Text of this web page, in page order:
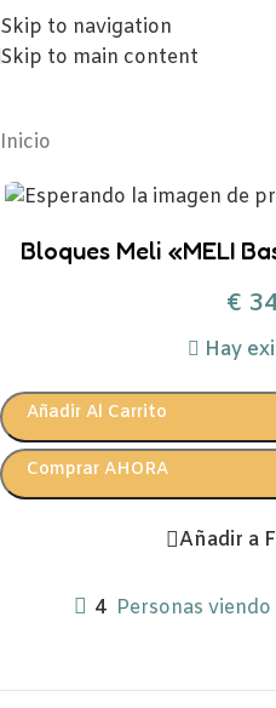
Skip to navigation
Skip to main content
Inicio
Bloques Meli «MELI
€
Hay
Añadir Al Carrito
Comprar AHORA
Añadir a
4 Personas